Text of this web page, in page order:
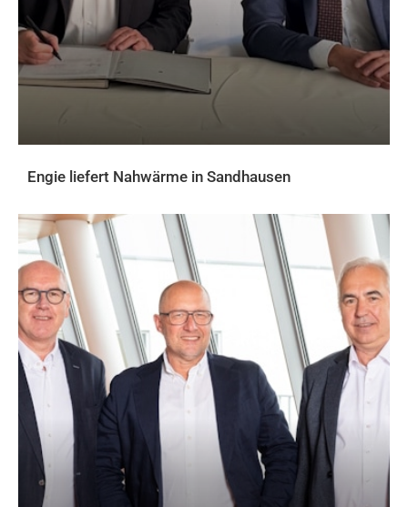
Engie liefert Nahwärme in Sandhausen